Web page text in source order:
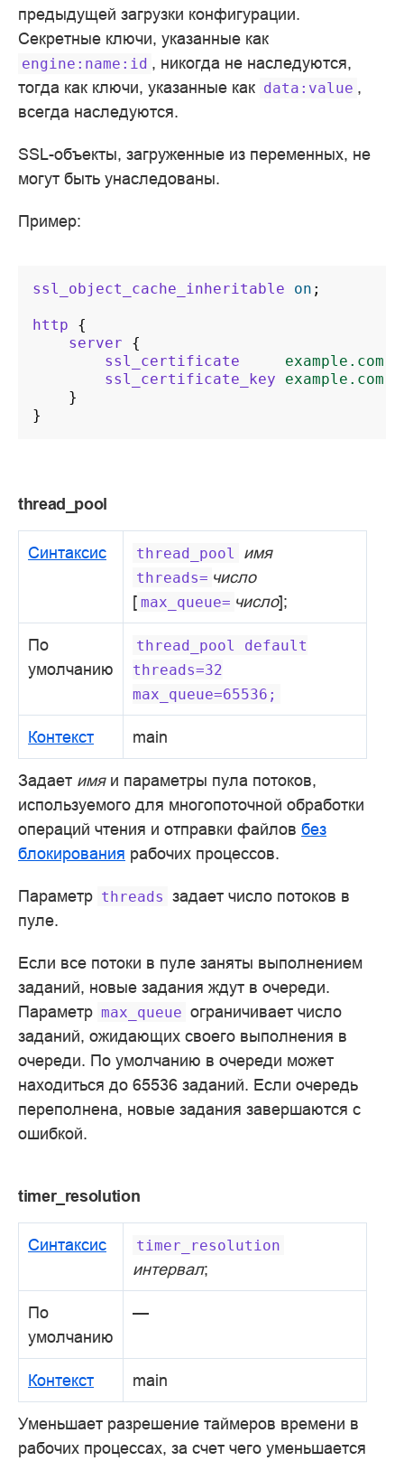
предыдущей загрузки конфигурации.
Секретные ключи, указанные как
engine:name:id , никогда не наследуются,
тогда как ключи, указанные как data:value ,
всегда наследуются.
SSL-объекты, загруженные из переменных, не
могут быть унаследованы.
Пример:
ssl_object_cache_inheritable on ;
http
{
server
{
ssl_certificate
ssl_certificate_key
}
}
thread_pool
Синтаксис thread_pool имя
threads= число
[ max_queue= число];
По
умолчанию
thread_pool
default
threads=32
max_queue=65536;
Контекст main
Задает имяи параметры пула потоков,
используемого для многопоточной обработки
операций чтения и отправки файлов без
блокирования рабочих процессов.
Параметр threads задает число потоков в
пуле.
Если все потоки в пуле заняты выполнением
заданий, новые задания ждут в очереди.
Параметр max_queue ограничивает число
заданий, ожидающих своего выполнения в
очереди. По умолчанию в очереди может
находиться до 65536 заданий. Если очередь
переполнена, новые задания завершаются с
ошибкой.
timer_resolution
Синтаксис timer_resolution
интервал;
По
умолчанию
—
Контекст main
Уменьшает разрешение таймеров времени в
рабочих процессах, за счет чего уменьшается